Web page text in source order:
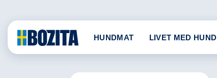
content
HUNDMAT LIVET MED HUND